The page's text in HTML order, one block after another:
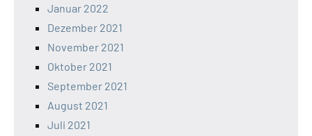
Januar 2022
Dezember 2021
November 2021
Oktober 2021
September 2021
August 2021
Juli 2021